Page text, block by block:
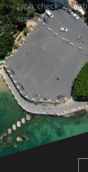
style=”vertical”]